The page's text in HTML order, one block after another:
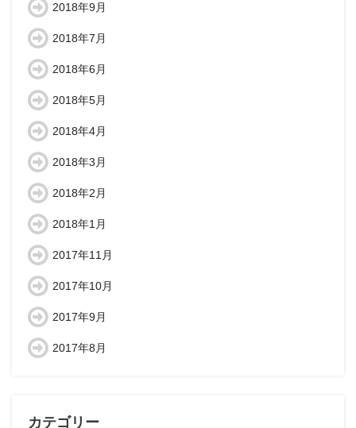
2018年9月
2018年7月
2018年6月
2018年5月
2018年4月
2018年3月
2018年2月
2018年1月
2017年11月
2017年10月
2017年9月
2017年8月
カテゴリー